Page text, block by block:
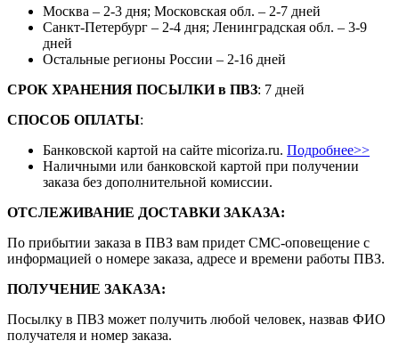
Москва – 2-3 дня; Московская обл. – 2-7 дней
Санкт-Петербург – 2-4 дня; Ленинградская обл. – 3-9
дней
Остальные регионы России – 2-16 дней
СРОК ХРАНЕНИЯ ПОСЫЛКИ в ПВЗ: 7 дней
СПОСОБ ОПЛАТЫ:
Банковской картой на сайте micoriza.ru. Подробнее>>
Наличными или банковской картой при получении
заказа без дополнительной комиссии.
ОТСЛЕЖИВАНИЕ ДОСТАВКИ ЗАКАЗА:
По прибытии заказа в ПВЗ вам придет СМС-оповещение с
информацией о номере заказа, адресе и времени работы ПВЗ.
ПОЛУЧЕНИЕ ЗАКАЗА:
Посылку в ПВЗ может получить любой человек, назвав ФИО
получателя и номер заказа.